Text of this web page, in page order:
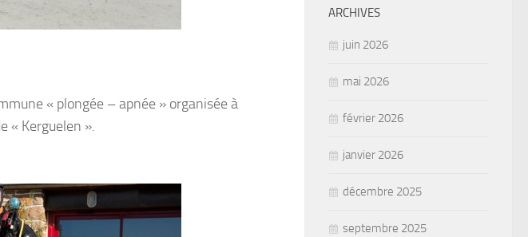
« plongée – apnée » organisée à
« Kerguelen ».
ARCHIVES
juin 2026
mai 2026
février 2026
janvier 2026
décembre 2025
septembre 2025